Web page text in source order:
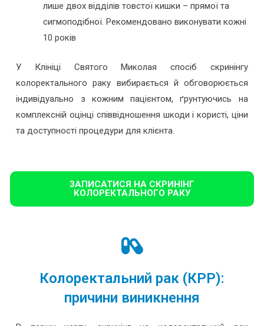
лише двох відділів товстої кишки – прямої та
сигмоподібної. Рекомендовано виконувати кожні
10 років
У Клініці Святого Миколая спосіб скринінгу
колоректального раку вибирається й обговорюється
індивідуально з кожним пацієнтом, ґрунтуючись на
комплексній оцінці співвідношення шкоди і користі, ціни
та доступності процедури для клієнта.
ЗАПИСАТИСЯ НА СКРИНІНГ
КОЛОРЕКТАЛЬНОГО РАКУ
Колоректальний рак (КРР):
причини виникнення